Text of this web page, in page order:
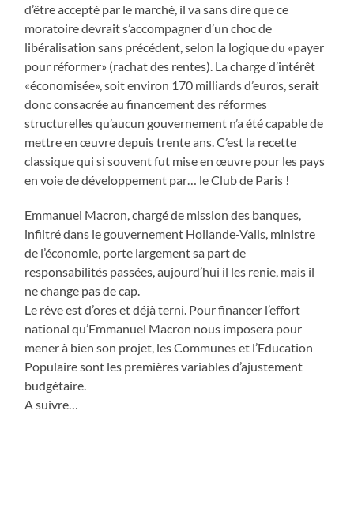
d’être accepté par le marché, il va sans dire que ce
moratoire devrait s’accompagner d’un choc de
libéralisation sans précédent, selon la logique du «payer
pour réformer» (rachat des rentes). La charge d’intérêt
«économisée», soit environ 170 milliards d’euros, serait
donc consacrée au financement des réformes
structurelles qu’aucun gouvernement n’a été capable de
mettre en œuvre depuis trente ans. C’est la recette
classique qui si souvent fut mise en œuvre pour les pays
en voie de développement par… le Club de Paris !
Emmanuel Macron, chargé de mission des banques,
infiltré dans le gouvernement Hollande-Valls, ministre
de l’économie, porte largement sa part de
responsabilités passées, aujourd’hui il les renie, mais il
ne change pas de cap.
Le rêve est d’ores et déjà terni. Pour financer l’effort
national qu’Emmanuel Macron nous imposera pour
mener à bien son projet, les Communes et l’Education
Populaire sont les premières variables d’ajustement
budgétaire.
A suivre…